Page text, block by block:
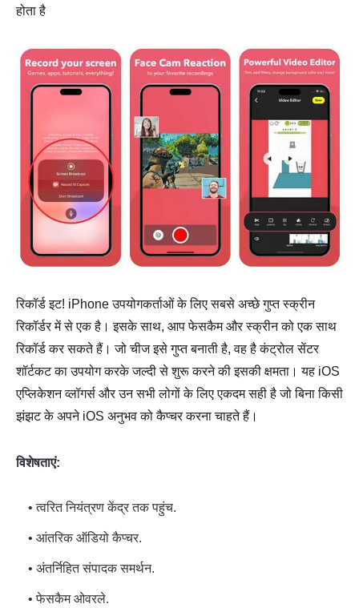
होता है
रिकॉर्ड इट! iPhone उपयोगकर्ताओं के लिए सबसे अच्छे गुप्त स्क्रीन
रिकॉर्डर में से एक है। इसके साथ, आप फेसकैम और स्क्रीन को एक साथ
रिकॉर्ड कर सकते हैं। जो चीज इसे गुप्त बनाती है, वह है कंट्रोल सेंटर
शॉर्टकट का उपयोग करके जल्दी से शुरू करने की इसकी क्षमता। यह iOS
एप्लिकेशन व्लॉगर्स और उन सभी लोगों के लिए एकदम सही है जो बिना किसी
झंझट के अपने iOS अनुभव को कैप्चर करना चाहते हैं।
विशेषताएं:
• त्वरित नियंत्रण केंद्र तक पहुंच.
• आंतरिक ऑडियो कैप्चर.
• अंतर्निहित संपादक समर्थन.
• फेसकैम ओवरले.